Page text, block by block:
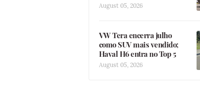
August 05, 2026
VW Tera encerra julho
como SUV mais vendido;
Haval H6 entra no Top 5
August 05, 2026